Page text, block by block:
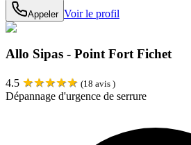
Appeler Voir le profil
Allo Sipas - Point Fort Fichet
4.5 ★★★★★ (18 avis )
Dépannage d'urgence de serrure